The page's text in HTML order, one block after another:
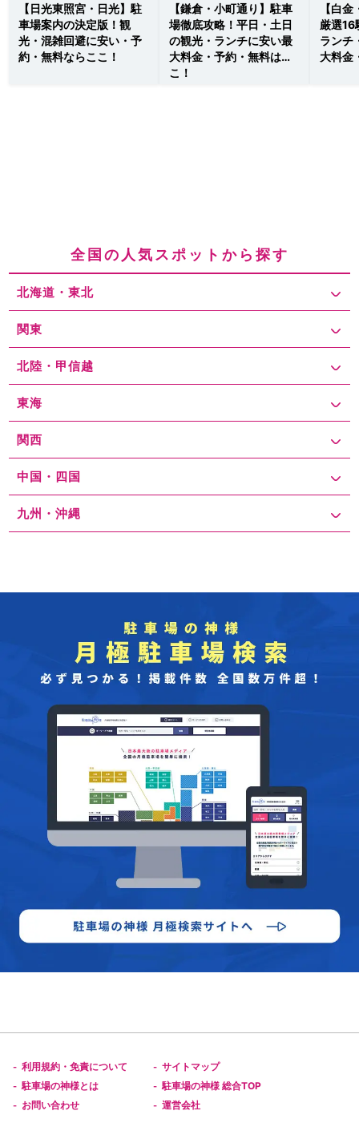
【日光東照宮・日光】駐
車場案内の決定版！観
光・混雑回避に安い・予
約・無料ならここ！
【鎌倉・小町通り】駐車
場徹底攻略！平日・土日
の観光・ランチに安い最
大料金・予約・無料はこ
こ！
【白
厳選16
ランチ
大料金
全国の人気スポットから探す
北海道・東北
関東
北陸・甲信越
東海
関西
中国・四国
九州・沖縄
- 利用規約・免責について - サイトマップ
- 駐車場の神様とは - 駐車場の神様 総合TOP
- お問い合わせ - 運営会社